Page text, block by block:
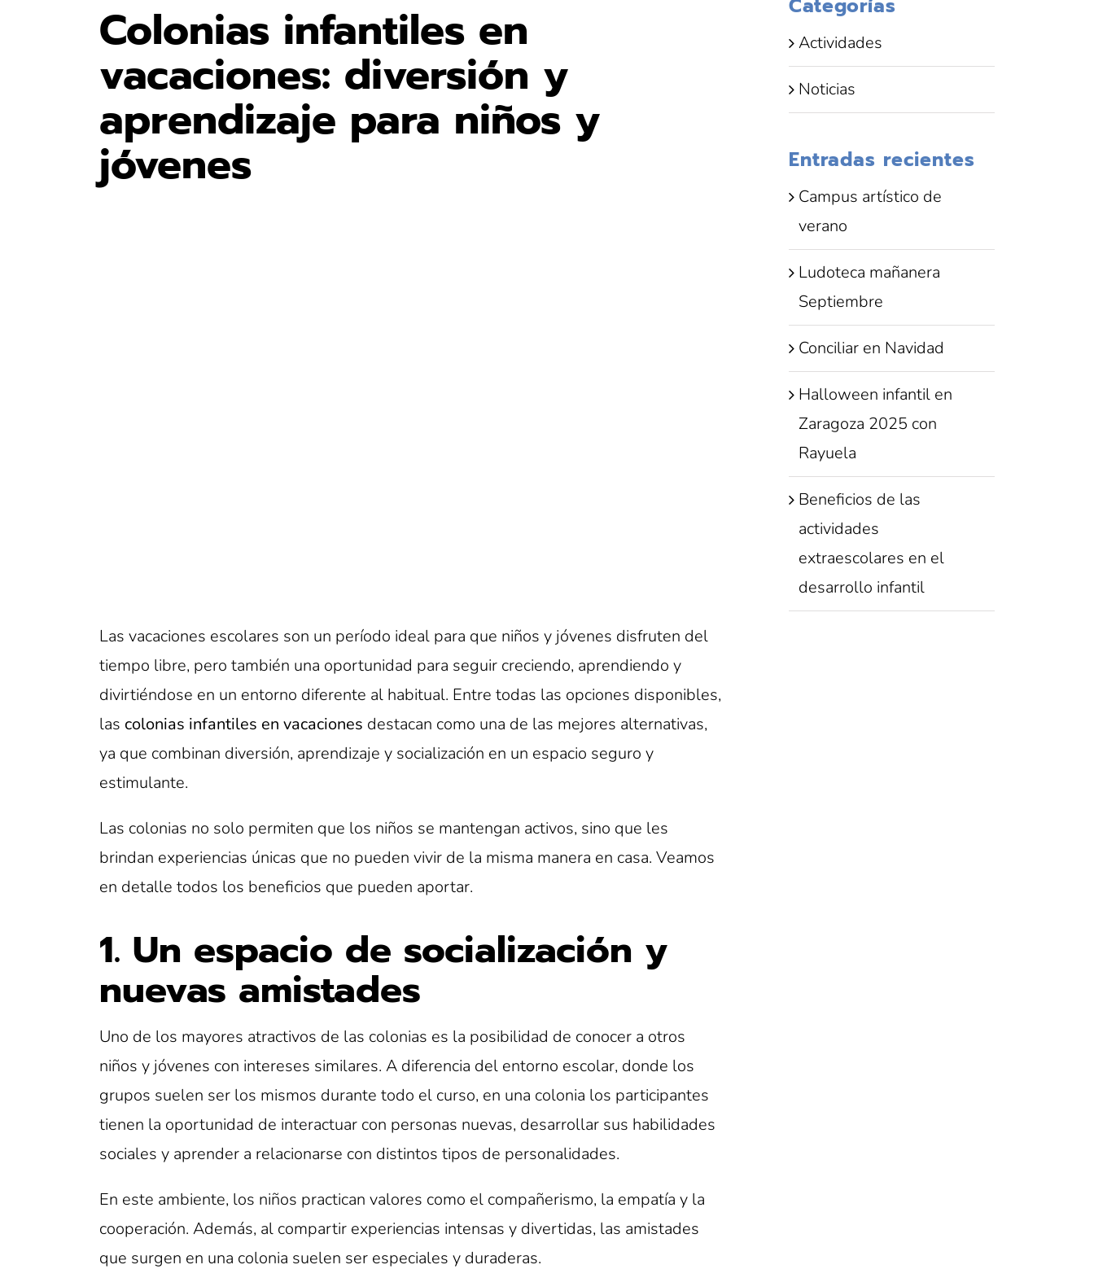
Colonias infantiles en
vacaciones: diversión y
aprendizaje para niños y
jóvenes
Las vacaciones escolares son un período ideal para que niños y jóvenes disfruten del
tiempo libre, pero también una oportunidad para seguir creciendo, aprendiendo y
divirtiéndose en un entorno diferente al habitual. Entre todas las opciones disponibles,
las colonias infantiles en vacaciones destacan como una de las mejores alternativas,
ya que combinan diversión, aprendizaje y socialización en un espacio seguro y
estimulante.
Las colonias no solo permiten que los niños se mantengan activos, sino que les
brindan experiencias únicas que no pueden vivir de la misma manera en casa. Veamos
en detalle todos los beneficios que pueden aportar.
1. Un espacio de socialización y
nuevas amistades
Uno de los mayores atractivos de las colonias es la posibilidad de conocer a otros
niños y jóvenes con intereses similares. A diferencia del entorno escolar, donde los
grupos suelen ser los mismos durante todo el curso, en una colonia los participantes
tienen la oportunidad de interactuar con personas nuevas, desarrollar sus habilidades
sociales y aprender a relacionarse con distintos tipos de personalidades.
En este ambiente, los niños practican valores como el compañerismo, la empatía y la
cooperación. Además, al compartir experiencias intensas y divertidas, las amistades
que surgen en una colonia suelen ser especiales y duraderas.
Categorías
Actividades
Noticias
Entradas recientes
Campus artístico de
verano
Ludoteca mañanera
Septiembre
Conciliar en Navidad
Halloween infantil en
Zaragoza 2025 con
Rayuela
Beneficios de las
actividades
extraescolares en el
desarrollo infantil